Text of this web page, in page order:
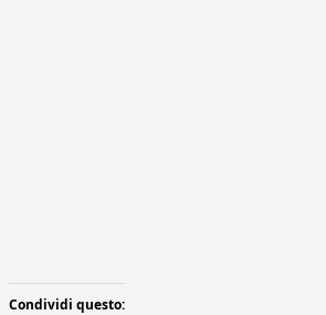
Condividi questo: